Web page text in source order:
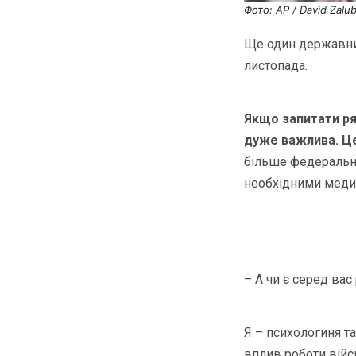
Фото: AP / David
Ще один
листопада.
Якщо запитати
дуже важлива.
більше
необхідними
– А чи є серед вас
Я – психологиня